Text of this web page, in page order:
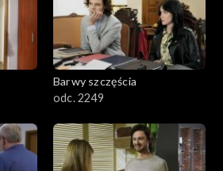
Barwy szczęścia
odc. 2249